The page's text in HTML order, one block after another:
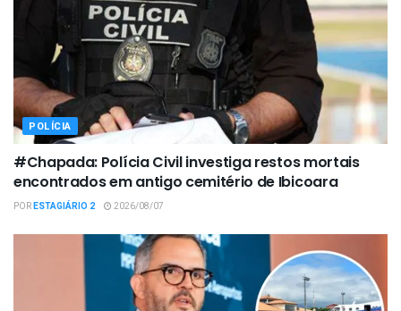
POLÍCIA
#Chapada: Polícia Civil investiga restos mortais
encontrados em antigo cemitério de Ibicoara
PORESTAGIÁRIO 2 2026/08/07